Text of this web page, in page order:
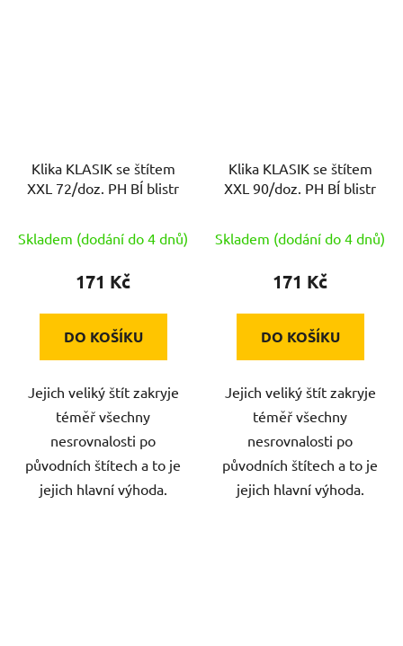
Klika KLASIK se štítem
XXL 72/doz. PH BÍ blistr
Skladem (dodání do 4 dnů)
171 Kč
DO KOŠÍKU
Jejich veliký štít zakryje
téměř všechny
nesrovnalosti po
původních štítech a to je
jejich hlavní výhoda.
Klika KLASIK se štítem
XXL 90/doz. PH BÍ blistr
Skladem (dodání do 4 dnů)
171 Kč
DO KOŠÍKU
Jejich veliký štít zakryje
téměř všechny
nesrovnalosti po
původních štítech a to je
jejich hlavní výhoda.